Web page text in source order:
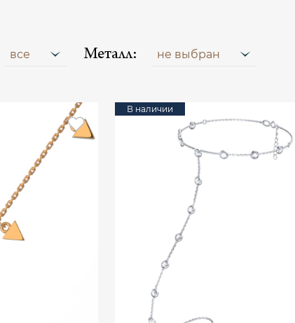
все Металл: не выбран
В наличии